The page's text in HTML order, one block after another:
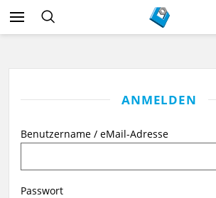
ANMELDEN
Benutzername / eMail-Adresse
Passwort